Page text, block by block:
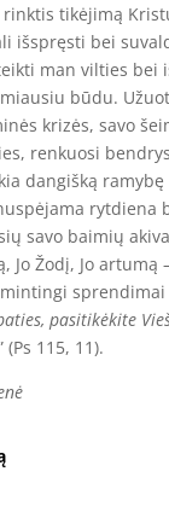
tikėjimą
išspręsti bei
man vilties bei
būdu.
krizės, savo
renkuosi
dangišką
rytdiena
savo baimių
Jo Žodį, Jo artumą
sprendimai
pasitikėkite
(Ps 115, 11).